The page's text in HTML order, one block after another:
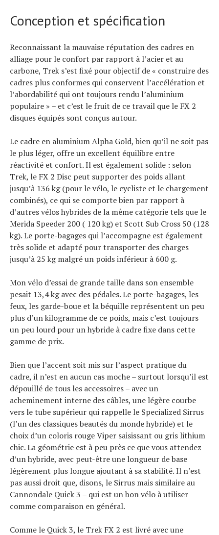
Conception et spécification
Reconnaissant la mauvaise réputation des cadres en
alliage pour le confort par rapport à l’acier et au
carbone, Trek s’est fixé pour objectif de « construire des
cadres plus conformes qui conservent l’accélération et
l’abordabilité qui ont toujours rendu l’aluminium
populaire » – et c’est le fruit de ce travail que le FX 2
disques équipés sont conçus autour.
Le cadre en aluminium Alpha Gold, bien qu’il ne soit pas
le plus léger, offre un excellent équilibre entre
réactivité et confort. Il est également solide : selon
Trek, le FX 2 Disc peut supporter des poids allant
jusqu’à 136 kg (pour le vélo, le cycliste et le chargement
combinés), ce qui se comporte bien par rapport à
d’autres vélos hybrides de la même catégorie tels que le
Merida Speeder 200 ( 120 kg) et Scott Sub Cross 50 (128
kg). Le porte-bagages qui l’accompagne est également
très solide et adapté pour transporter des charges
jusqu’à 25 kg malgré un poids inférieur à 600 g.
Mon vélo d’essai de grande taille dans son ensemble
pesait 13,4 kg avec des pédales. Le porte-bagages, les
feux, les garde-boue et la béquille représentent un peu
plus d’un kilogramme de ce poids, mais c’est toujours
un peu lourd pour un hybride à cadre fixe dans cette
gamme de prix.
Bien que l’accent soit mis sur l’aspect pratique du
cadre, il n’est en aucun cas moche – surtout lorsqu’il est
dépouillé de tous les accessoires – avec un
acheminement interne des câbles, une légère courbe
vers le tube supérieur qui rappelle le Specialized Sirrus
(l’un des classiques beautés du monde hybride) et le
choix d’un coloris rouge Viper saisissant ou gris lithium
chic. La géométrie est à peu près ce que vous attendez
d’un hybride, avec peut-être une longueur de base
légèrement plus longue ajoutant à sa stabilité. Il n’est
pas aussi droit que, disons, le Sirrus mais similaire au
Cannondale Quick 3 – qui est un bon vélo à utiliser
comme comparaison en général.
Comme le Quick 3, le Trek FX 2 est livré avec une
Actualités
Technologies
Tests de produits
Conseils
Tendances
Tous nos articles
À propos